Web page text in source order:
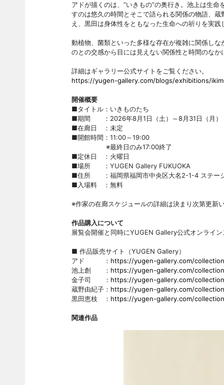
アドが描くのは、“いきもの”の奥行き。池上は生
すのは悠久の時間とそこで語られる関係の物語、
え、黒田は身体性をともなった生命への祈りを実践
動植物、菌類といった多様な存在が複雑に関係し
のとの交感から目には見えない関係性と時間のな
詳細はギャラリー公式サイトをご覧ください。
https://yugen-gallery.com/blogs/exhibitions/
開催概要
■タイトル：いきものたち
■期間 ：2026年8月1日（土）～8月31日（月）
■在廊日 ：未定
■開館時間：11:00～19:00
※最終日のみ17:00終了
■定休日 ：火曜日
■場所 ：YUGEN Gallery FUKUOKA
■住所 ：福岡県福岡市中央区大名2-1-4 ステー
■入場料 ：無料
※作家の在廊スケジュールの詳細は決まり次第更新
作品購入について
展覧会開催と同時にYUGEN Gallery公式オンライ
■ 作品販売サイト（YUGEN Gallery）
アド ： https://yugen-gallery.com/
池上創 ： https://yugen-gallery.com/
金子司 ： https://yugen-gallery.com/
蔵野由紀子： https://yugen-gallery.com/
黒田恵枝 ： https://yugen-gallery.com/
関連作品